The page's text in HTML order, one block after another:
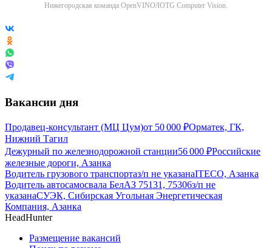
Нижегородская команда OpenVINO/IOTG Computer Vision.
Вакансии дня
Продавец-консультант (МЦ Цум)от 50 000 ₽Орматек, ГК,
Нижний Тагил
Дежурный по железнодорожной станции56 000 ₽Российские
железные дороги, Азанка
Водитель грузового транспортаз/п не указанаITECO, Азанка
Водитель автосамосвала БелАЗ 75131, 75306з/п не
указанаСУЭК, Сибирская Угольная Энергетическая
Компания, Азанка
HeadHunter
Размещение вакансий